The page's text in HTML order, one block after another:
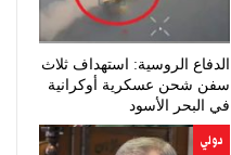
الدفاع الروسية: استهداف ثلاث
سفن شحن عسكرية أوكرانية
في البحر الأسود
دولي